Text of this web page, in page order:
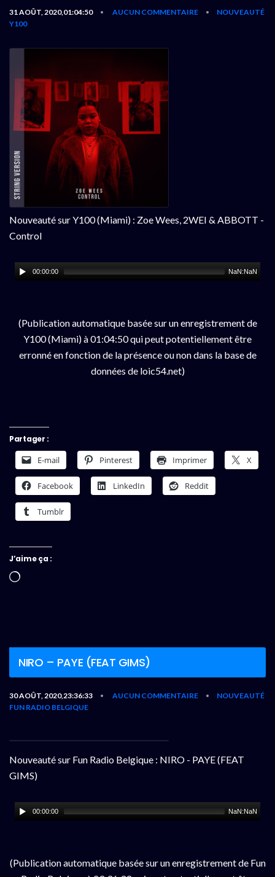
31 AOÛT, 2020,01:04:50 • AUCUN COMMENTAIRE •
NOUVEAUTÉ
Y100
Nouveauté sur Y100 (Miami) : Zoe Wees, 2WEI & ABBOTT -
Control
00:00:00 NaN:NaN
(Publication automatique basée sur un enregistrement de
Y100 (Miami) à 01:04:50 qui peut potentiellement être
erronné en fonction de la présence ou non dans la base de
données de loic54.net)
Partager :
E-mail Pinterest Imprimer X
Facebook LinkedIn Reddit
Tumblr
J’aime ça :
Chargement…
NIRO – PAYE (FEAT GIMS)
30 AOÛT, 2020,23:36:33 • AUCUN COMMENTAIRE •
NOUVEAUTÉ
FUN RADIO BELGIQUE
Nouveauté sur Fun Radio Belgique : NIRO - PAYE (FEAT
GIMS)
00:00:00 NaN:NaN
(Publication automatique basée sur un enregistrement de Fun